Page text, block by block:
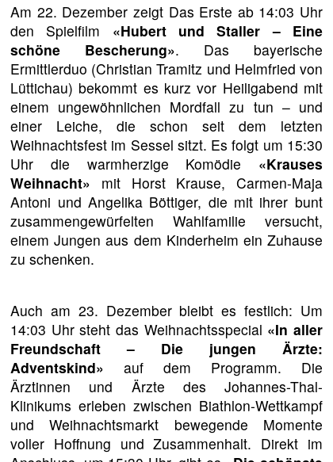
Am 22. Dezember zeigt Das Erste ab 14:03 Uhr
den Spielfilm «Hubert und Staller – Eine
schöne Bescherung». Das bayerische
Ermittlerduo (Christian Tramitz und Helmfried von
Lüttichau) bekommt es kurz vor Heiligabend mit
einem ungewöhnlichen Mordfall zu tun – und
einer Leiche, die schon seit dem letzten
Weihnachtsfest im Sessel sitzt. Es folgt um 15:30
Uhr die warmherzige Komödie «Krauses
Weihnacht» mit Horst Krause, Carmen-Maja
Antoni und Angelika Böttiger, die mit ihrer bunt
zusammengewürfelten Wahlfamilie versucht,
einem Jungen aus dem Kinderheim ein Zuhause
zu schenken.
Auch am 23. Dezember bleibt es festlich: Um
14:03 Uhr steht das Weihnachtsspecial «In aller
Freundschaft – Die jungen Ärzte:
Adventskind» auf dem Programm. Die
Ärztinnen und Ärzte des Johannes-Thal-
Klinikums erleben zwischen Biathlon-Wettkampf
und Weihnachtsmarkt bewegende Momente
voller Hoffnung und Zusammenhalt. Direkt im